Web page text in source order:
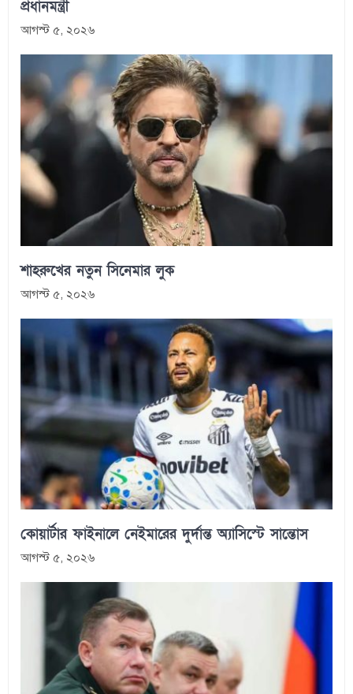
প্রধানমন্ত্রী
আগস্ট ৫, ২০২৬
শাহরুখের নতুন সিনেমার লুক
আগস্ট ৫, ২০২৬
কোয়ার্টার ফাইনালে নেইমারের দুর্দান্ত অ্যাসিস্টে সান্তোস
আগস্ট ৫, ২০২৬